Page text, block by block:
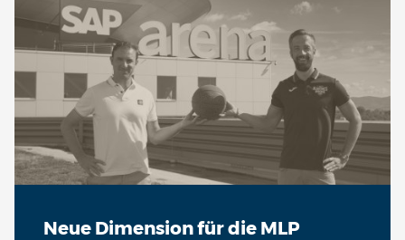
Neue Dimension für die MLP